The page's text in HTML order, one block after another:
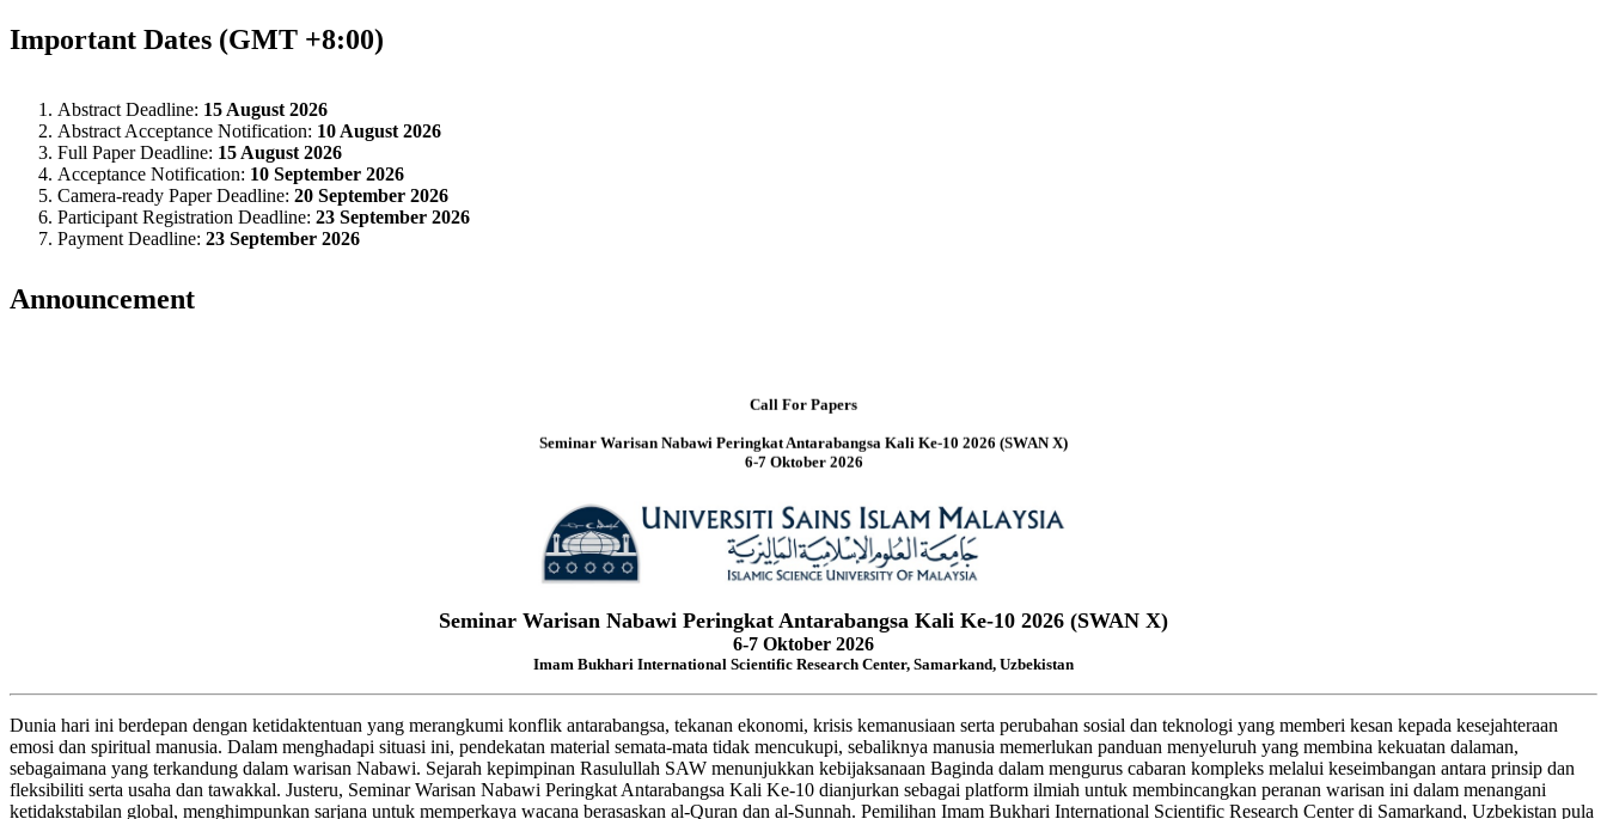
Important Dates (GMT +8:00)
Abstract Deadline: 15 August 2026
Abstract Acceptance Notification: 10 August 2026
Full Paper Deadline: 15 August 2026
Acceptance Notification: 10 September 2026
Camera-ready Paper Deadline: 20 September 2026
Participant Registration Deadline: 23 September 2026
Payment Deadline: 23 September 2026
Announcement
Call For Papers
Seminar Warisan Nabawi Peringkat Antarabangsa Kali Ke-10 2026 (SWAN X)
6-7 Oktober 2026
Seminar Warisan Nabawi Peringkat Antarabangsa Kali Ke-10 2026 (SWAN X)
6-7 Oktober 2026
Imam Bukhari International Scientific Research Center, Samarkand, Uzbekistan
Dunia hari ini berdepan dengan ketidaktentuan yang merangkumi konflik antarabangsa, tekanan ekonomi, krisis kemanusiaan serta perubahan sosial dan teknologi yang memberi kesan kepada kesejahteraan
emosi dan spiritual manusia. Dalam menghadapi situasi ini, pendekatan material semata-mata tidak mencukupi, sebaliknya manusia memerlukan panduan menyeluruh yang membina kekuatan dalaman,
sebagaimana yang terkandung dalam warisan Nabawi. Sejarah kepimpinan Rasulullah SAW menunjukkan kebijaksanaan Baginda dalam mengurus cabaran kompleks melalui keseimbangan antara prinsip dan
fleksibiliti serta usaha dan tawakkal. Justeru, Seminar Warisan Nabawi Peringkat Antarabangsa Kali Ke-10 dianjurkan sebagai platform ilmiah untuk membincangkan peranan warisan ini dalam menangani
ketidakstabilan global, menghimpunkan sarjana untuk memperkaya wacana berasaskan al-Quran dan al-Sunnah. Pemilihan Imam Bukhari International Scientific Research Centerdi Samarkand, Uzbekistan pula